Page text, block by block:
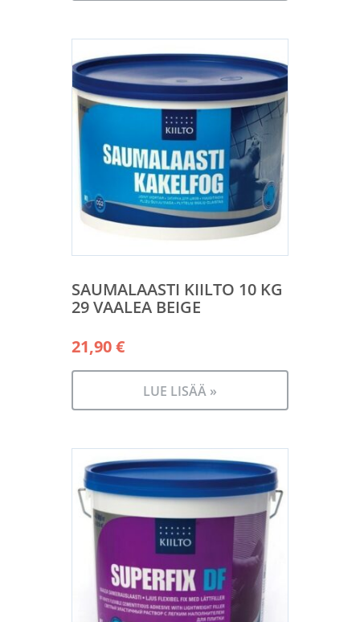
SAUMALAASTI KIILTO 10 KG
29 VAALEA BEIGE
21,90€
LUE LISÄÄ »